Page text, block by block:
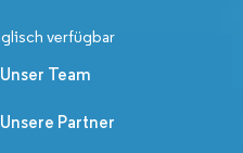
verfügbar
Unser Team
Unsere Partner